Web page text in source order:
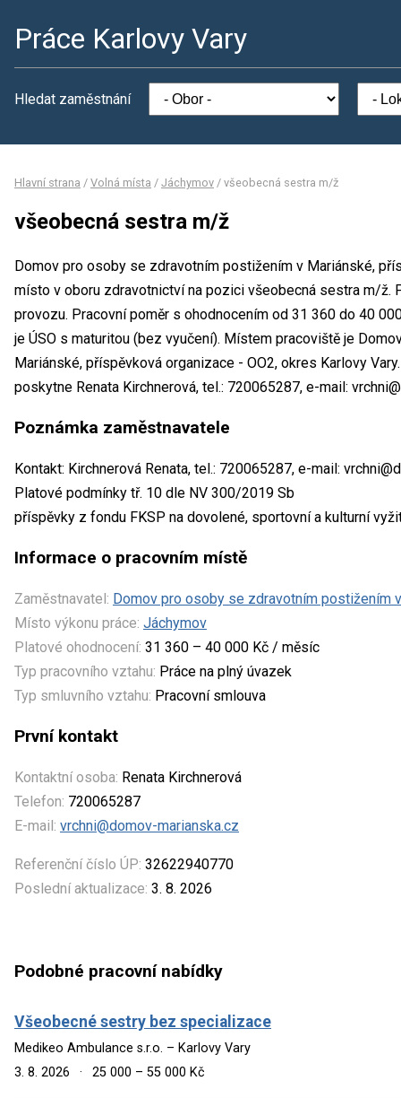
Práce Karlovy Vary
Hledat zaměstnání
Hlavní strana / Volná místa / Jáchymov / všeobecná sestra m/ž
všeobecná sestra m/ž
Domov pro osoby se zdravotním postižením v Mariánské,
místo v oboru zdravotnictví na pozici všeobecná sestra m/ž.
provozu. Pracovní poměr s ohodnocením od 31 360 do 40
je ÚSO s maturitou (bez vyučení). Místem pracoviště je
Mariánské, příspěvková organizace - OO2, okres Karlovy
poskytne Renata Kirchnerová, tel.: 720065287, e-mail:
Poznámka zaměstnavatele
Kontakt: Kirchnerová Renata, tel.: 720065287, e-mail:
Platové podmínky tř. 10 dle NV 300/2019 Sb
příspěvky z fondu FKSP na dovolené, sportovní a kulturní
Informace o pracovním místě
Zaměstnavatel: Domov pro osoby se zdravotním postižením
Místo výkonu práce: Jáchymov
Platové ohodnocení: 31 360 – 40 000 Kč / měsíc
Typ pracovního vztahu: Práce na plný úvazek
Typ smluvního vztahu: Pracovní smlouva
První kontakt
Kontaktní osoba: Renata Kirchnerová
Telefon: 720065287
E-mail: vrchni@domov-marianska.cz
Referenční číslo ÚP: 32622940770
Poslední aktualizace: 3. 8. 2026
Podobné pracovní nabídky
Všeobecné sestry bez specializace
Medikeo Ambulance s.r.o. – Karlovy Vary
3. 8. 2026
· 25 000 – 55 000 Kč